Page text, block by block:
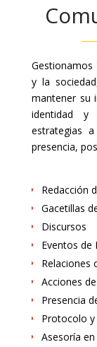
y la
mantener su
identidad y
estrategias
presencia,
Redacción
Gacetillas
Discursos
Eventos de
Relaciones
Acciones
Presencia
Protocolo y
Asesoría